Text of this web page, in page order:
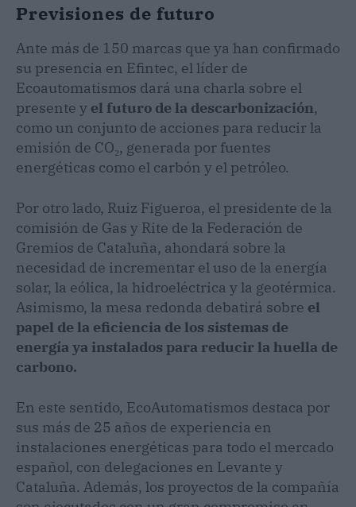
Previsiones de futuro
Ante más de 150 marcas que ya han confirmado
su presencia en Efintec, el líder de
Ecoautomatismos dará una charla sobre el
presente y el futuro de la descarbonización,
como un conjunto de acciones para reducir la
emisión de CO₂, generada por fuentes
energéticas como el carbón y el petróleo.
Por otro lado, Ruiz Figueroa, el presidente de la
comisión de Gas y Rite de la Federación de
Gremios de Cataluña, ahondará sobre la
necesidad de incrementar el uso de la energía
solar, la eólica, la hidroeléctrica y la geotérmica.
Asimismo, la mesa redonda debatirá sobre el
papel de la eficiencia de los sistemas de
energía ya instalados para reducir la huella de
carbono.
En este sentido, EcoAutomatismos destaca por
sus más de 25 años de experiencia en
instalaciones energéticas para todo el mercado
español, con delegaciones en Levante y
Cataluña. Además, los proyectos de la compañía